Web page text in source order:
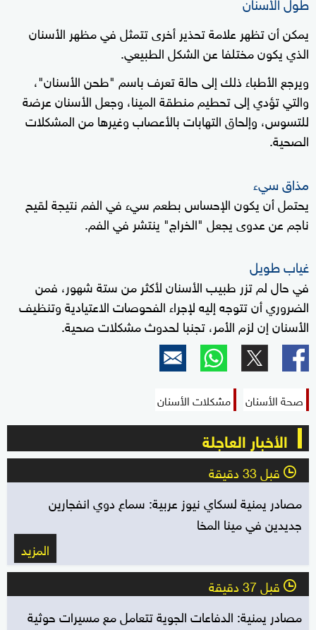
يمكن أن تظهر علامة تحذير أخرى تتمثل في مظهر الأسنان
الذي يكون مختلفا عن الشكل الطبيعي.
ويرجع الأطباء ذلك إلى حالة تعرف باسم "طحن الأسنان"،
والتي تؤدي إلى تحطيم منطقة المينا، وجعل الأسنان عرضة
للتسوس، وإلحاق التهابات بالأعصاب وغيرها من المشكلات
الصحية.
مذاق سيء
يحتمل أن يكون الإحساس بطعم سيء في الفم نتيجة لقيح
ناجم عن عدوى يجعل "الخراج" ينتشر في الفم.
غياب طويل
في حال لم تزر طبيب الأسنان لأكثر من ستة شهور، فمن
الضروري أن تتوجه إليه لإجراء الفحوصات الاعتيادية وتنظيف
الأسنان إن لزم الأمر، تجنبا لحدوث مشكلات صحية.
صحة الأسنان مشكلات الأسنان
الأخبار العاجلة
l قبل 33 دقيقة
مصادر يمنية لسكاي نيوز عربية: سماع دوي انفجارين
جديدين في مينا المخا
المزيد
l قبل 37 دقيقة
مصادر يمنية: الدفاعات الجوية تتعامل مع مسيرات حوثية